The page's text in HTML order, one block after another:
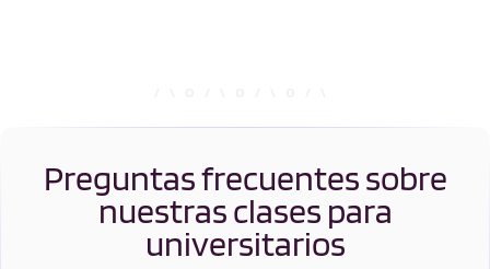
Preguntas frecuentes sobre
nuestras clases para
universitarios